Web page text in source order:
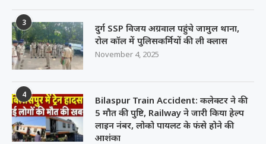
3
दुर्ग SSP विजय अग्रवाल पहुंचे जामुल थाना,
रोल कॉल में पुलिसकर्मियों की ली क्लास
November 4, 2025
4
Bilaspur Train Accident: कलेक्टर ने की
5 मौत की पुष्टि, Railway ने जारी किया हेल्प
लाइन नंबर, लोको पायलट के फंसे होने की
आशंका